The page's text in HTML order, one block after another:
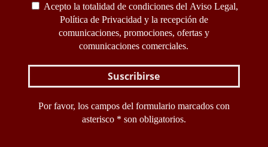
Acepto la totalidad de condiciones del Aviso Legal,
Política de Privacidad y la recepción de
comunicaciones, promociones, ofertas y
comunicaciones comerciales.
Por favor, los campos del formulario marcados con
asterisco * son obligatorios.